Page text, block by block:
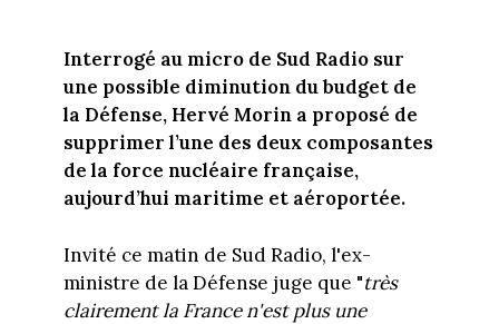
Interrogé au micro de Sud Radio sur
une possible diminution du budget de
la Défense, Hervé Morin a proposé de
supprimer l’une des deux composantes
de la force nucléaire française,
aujourd’hui maritime et aéroportée.
Invité ce matin de Sud Radio, l'ex-
ministre de la Défense juge que "très
clairement la France n'est plus une